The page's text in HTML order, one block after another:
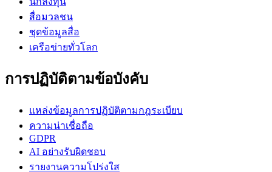
สื่อมวลชน
ชุดข้อมูลสื่อ
เครือข่ายทั่วโลก
การปฏิบัติตามข้อบังคับ
แหล่งข้อมูลการปฏิบัติตามกฎระเบียบ
ความน่าเชื่อถือ
GDPR
AI อย่างรับผิดชอบ
รายงานความโปร่งใส